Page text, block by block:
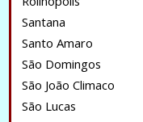
Santana
Santo Amaro
São Domingos
São João Climaco
São Lucas